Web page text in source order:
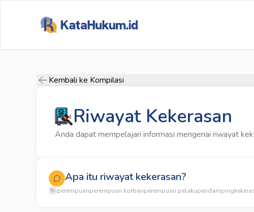
Kembali ke Kompilasi
Riwayat Kekerasan
Anda dapat mempelajari informasi mengenai riwayat
Apa itu riwayat kekerasan?
perempuanperempuan korbanperempuan pelakupendamping